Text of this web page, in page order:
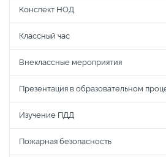
Конспект НОД
Классный час
Внеклассные мероприятия
Презентация в образовательном
Изучение ПДД
Пожарная безопасность